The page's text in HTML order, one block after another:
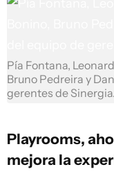
Pía Fontana,
Bruno Pedreira y
gerentes de Sinergia.
Playrooms,
mejora la